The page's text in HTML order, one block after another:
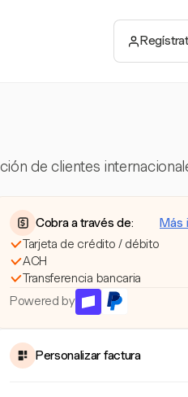
de clientes
Cobra a través de:
Más
Tarjeta de crédito / débito
ACH
Transferencia bancaria
Powered by
Personalizar factura